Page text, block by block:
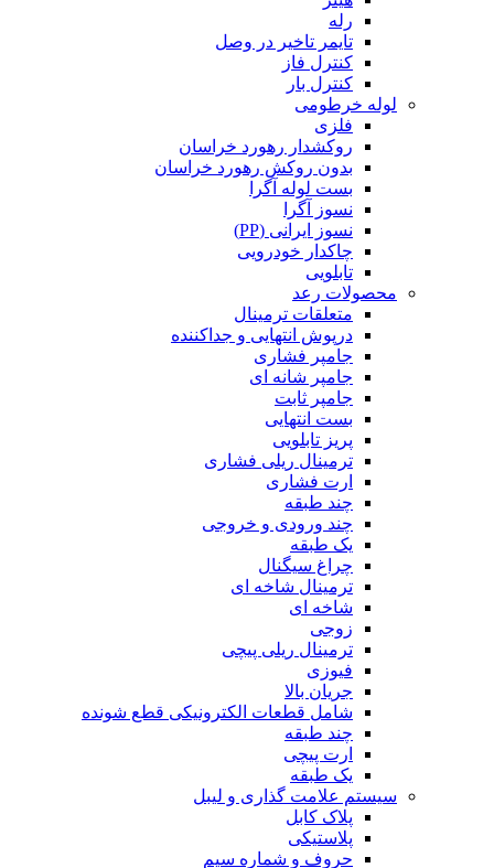
رله
تایمر تاخیر در وصل
کنترل فاز
کنترل بار
لوله خرطومی
فلزی
روکشدار رهورد خراسان
بدون روکش رهورد خراسان
بست لوله آگرا
نسوز آگرا
نسوز ایرانی (PP)
چاکدار خودرویی
تابلویی
محصولات رعد
متعلقات ترمینال
درپوش انتهایی و جداکننده
جامپر فشاری
جامپر شانه ای
جامپر ثابت
بست انتهایی
پریز تابلویی
ترمینال ریلی فشاری
ارت فشاری
چند طبقه
چند ورودی و خروجی
یک طبقه
چراغ سیگنال
ترمینال شاخه ای
شاخه ای
زوجی
ترمینال ریلی پیچی
فیوزی
جریان بالا
شامل قطعات الکترونیکی قطع شونده
چند طبقه
ارت پیچی
یک طبقه
سیستم علامت گذاری و لیبل
پلاک کابل
پلاستیکی
حروف و شماره سیم